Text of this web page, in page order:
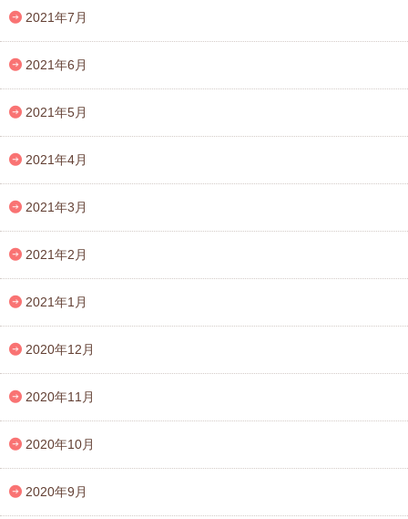
2021年7月
2021年6月
2021年5月
2021年4月
2021年3月
2021年2月
2021年1月
2020年12月
2020年11月
2020年10月
2020年9月